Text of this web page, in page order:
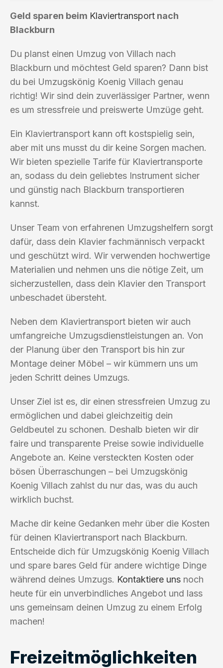
Geld sparen beim Klaviertransport nach
Blackburn
Du planst einen Umzug von Villach nach
Blackburn und möchtest Geld sparen? Dann bist
du bei Umzugskönig Koenig Villach genau
richtig! Wir sind dein zuverlässiger Partner, wenn
es um stressfreie und preiswerte Umzüge geht.
Ein Klaviertransport kann oft kostspielig sein,
aber mit uns musst du dir keine Sorgen machen.
Wir bieten spezielle Tarife für Klaviertransporte
an, sodass du dein geliebtes Instrument sicher
und günstig nach Blackburn transportieren
kannst.
Unser Team von erfahrenen Umzugshelfern sorgt
dafür, dass dein Klavier fachmännisch verpackt
und geschützt wird. Wir verwenden hochwertige
Materialien und nehmen uns die nötige Zeit, um
sicherzustellen, dass dein Klavier den Transport
unbeschadet übersteht.
Neben dem Klaviertransport bieten wir auch
umfangreiche Umzugsdienstleistungen an. Von
der Planung über den Transport bis hin zur
Montage deiner Möbel – wir kümmern uns um
jeden Schritt deines Umzugs.
Unser Ziel ist es, dir einen stressfreien Umzug zu
ermöglichen und dabei gleichzeitig dein
Geldbeutel zu schonen. Deshalb bieten wir dir
faire und transparente Preise sowie individuelle
Angebote an. Keine versteckten Kosten oder
bösen Überraschungen – bei Umzugskönig
Koenig Villach zahlst du nur das, was du auch
wirklich buchst.
Mache dir keine Gedanken mehr über die Kosten
für deinen Klaviertransport nach Blackburn.
Entscheide dich für Umzugskönig Koenig Villach
und spare bares Geld für andere wichtige Dinge
während deines Umzugs. Kontaktiere uns noch
heute für ein unverbindliches Angebot und lass
uns gemeinsam deinen Umzug zu einem Erfolg
machen!
Freizeitmöglichkeiten